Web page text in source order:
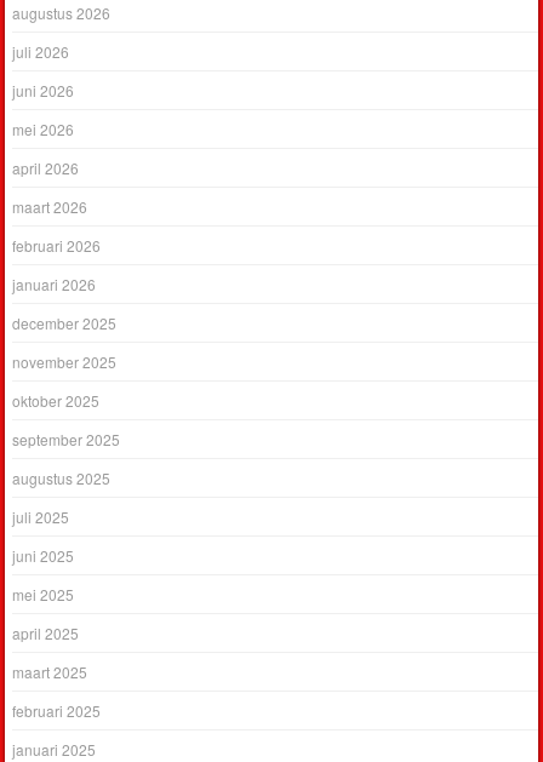
augustus 2026
juli 2026
juni 2026
mei 2026
april 2026
maart 2026
februari 2026
januari 2026
december 2025
november 2025
oktober 2025
september 2025
augustus 2025
juli 2025
juni 2025
mei 2025
april 2025
maart 2025
februari 2025
januari 2025